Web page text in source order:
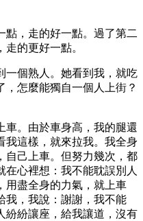
點，走的好一點。過了第二
的更好一點。
一個熟人。她看到我，就吃
怎麼能獨自一個人上街？
車。由於車身高，我的腿還
我這樣，就來拉我。我全身
自己上車。但努力幾次，都
心裡想：我不能耽誤別人
用盡全身的力氣，就上車
我，我說：謝謝，我不能
紛紛讓座，給我讓道，沒有